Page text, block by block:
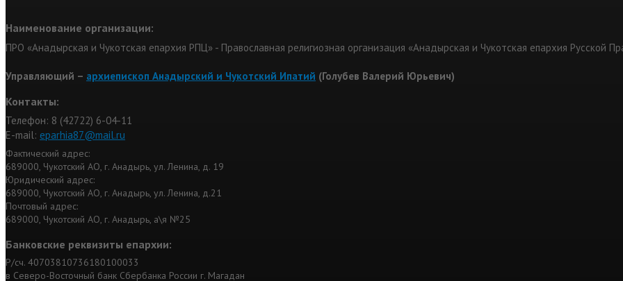
Наименование организации:
ПРО «Анадырская и Чукотская епархия РПЦ» - Православная религиозная организация «Анадырская и Чукотская епархия Русской
Управляющий – архиепископ Анадырский и Чукотский Ипатий (Голубев Валерий Юрьевич)
Контакты:
Телефон: 8 (42722) 6-04-11
Е-mail: eparhia87@mail.ru
Фактический адрес:
689000, Чукотский АО, г. Анадырь, ул. Ленина, д. 19
Юридический адрес:
689000, Чукотский АО, г. Анадырь, ул. Ленина, д.21
Почтовый адрес:
689000, Чукотский АО, г. Анадырь, а\я №25
Банковские реквизиты епархии:
Р/сч. 40703810736180100033
в Северо-Восточный банк Сбербанка России г. Магадан